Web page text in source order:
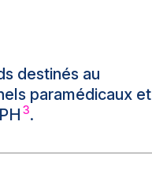
destinés au
para­médicaux et
3.